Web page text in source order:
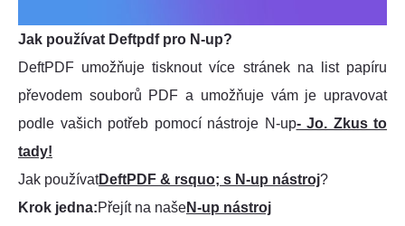
Jak používat Deftpdf pro N-up?
DeftPDF umožňuje tisknout více stránek na list papíru
převodem souborů PDF a umožňuje vám je upravovat
podle vašich potřeb pomocí nástroje N-up- Jo. Zkus to
tady!
Jak používatDeftPDF & rsquo; s N-up nástroj?
Krok jedna:Přejít na našeN-up nástroj